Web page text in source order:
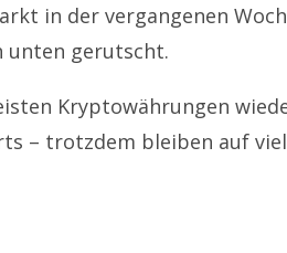
in der vergangenen
unten gerutscht.
Kryptowährungen
– trotzdem bleiben auf